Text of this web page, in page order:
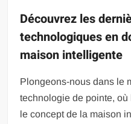
Découvrez les
technologiques en
maison intelligente
Plongeons-nous dans le
technologie de pointe,
le concept de la maison